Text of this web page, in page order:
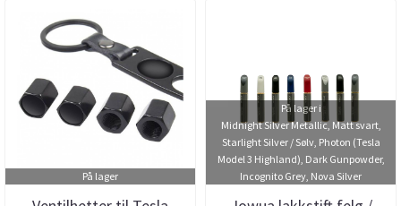
På lager
På lager i
Midnight Silver Metallic, Matt svart,
Starlight Silver / Sølv, Photon (Tesla
Model 3 Highland), Dark Gunpowder,
Incognito Grey, Nova Silver